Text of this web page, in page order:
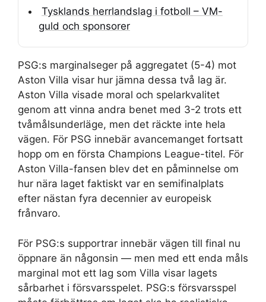
Tysklands herrlandslag i fotboll – VM-
guld och sponsorer
PSG:s marginalseger på aggregatet (5-4) mot
Aston Villa visar hur jämna dessa två lag är.
Aston Villa visade moral och spelarkvalitet
genom att vinna andra benet med 3-2 trots ett
tvåmålsunderläge, men det räckte inte hela
vägen. För PSG innebär avancemanget fortsatt
hopp om en första Champions League-titel. För
Aston Villa-fansen blev det en påminnelse om
hur nära laget faktiskt var en semifinalplats
efter nästan fyra decennier av europeisk
frånvaro.
För PSG:s supportrar innebär vägen till final nu
öppnare än någonsin — men med ett enda måls
marginal mot ett lag som Villa visar lagets
sårbarhet i försvarsspelet. PSG:s försvarsspel